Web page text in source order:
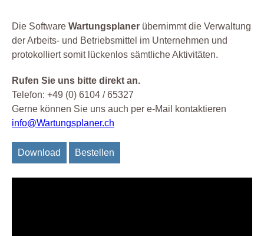
Die Software Wartungsplaner übernimmt die Verwaltung
der Arbeits- und Betriebsmittel im Unternehmen und
protokolliert somit lückenlos sämtliche Aktivitäten.
Rufen Sie uns bitte direkt an.
Telefon: +49 (0) 6104 / 65327
Gerne können Sie uns auch per e-Mail kontaktieren
info@Wartungsplaner.ch
Download Bestellen